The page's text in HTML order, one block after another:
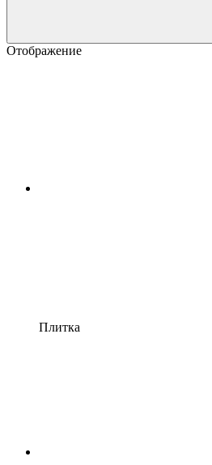
Отображение
Плитка